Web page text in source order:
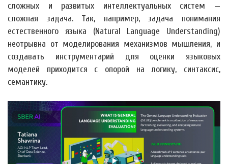
сложных и развитых интеллектуальных систем —
сложная задача. Так, например, задача понимания
естественного языка (Natural Language Understanding)
неотрывна от моделирования механизмов мышления, и
создавать инструментарий для оценки языковых
моделей приходится с опорой на логику, синтаксис,
семантику.